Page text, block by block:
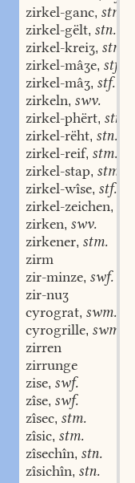
zirkel-ganc, stm.
zirkel-gëlt, stn.
zirkel-kreiʒ, stm.
zirkel-mâʒe, stf.
zirkel-mâʒ, stf.
zirkeln, swv.
zirkel-phërt, stn.
zirkel-rëht, stn.
zirkel-reif, stm.
zirkel-stap, stm.
zirkel-wîse, stf.
zirkel-zeichen,
zirken, swv.
zirkener, stm.
zirm
zir-minze, swf.
zir-nuʒ
cyrograt, swm.
cyrogrille, swm.
zirren
zirrunge
zise, swf.
zîse, swf.
zîsec, stm.
zîsic, stm.
zîsechîn, stn.
zîsichîn, stn.